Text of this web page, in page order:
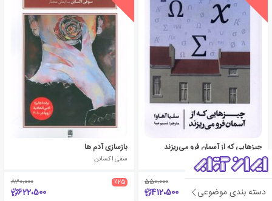
دسته بندی موضوعی
چیزهایی که از آسمان فرو می‌ریزند
سلیا آهاوا
٪25 550،000
412،500
بازسازی آدم ها
سفی اکسانن
٪25 830،000
622،500